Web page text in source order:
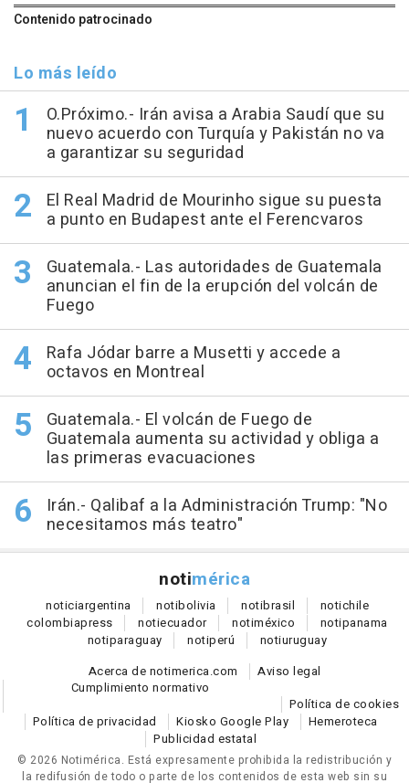
Contenido patrocinado
Lo más leído
O.Próximo.- Irán avisa a Arabia Saudí que su
nuevo acuerdo con Turquía y Pakistán no va
a garantizar su seguridad
El Real Madrid de Mourinho sigue su puesta
a punto en Budapest ante el Ferencvaros
Guatemala.- Las autoridades de Guatemala
anuncian el fin de la erupción del volcán de
Fuego
Rafa Jódar barre a Musetti y accede a
octavos en Montreal
Guatemala.- El volcán de Fuego de
Guatemala aumenta su actividad y obliga a
las primeras evacuaciones
Irán.- Qalibaf a la Administración Trump: "No
necesitamos más teatro"
notimérica
noticiargentina notibolivia notibrasil notichile
colombiapress notiecuador notiméxico notipanama
notiparaguay notiperú notiuruguay
Acerca de notimerica.com
Aviso legal
Cumplimiento normativo
Política de cookies
Política de privacidad
Kiosko Google Play
Hemeroteca
Publicidad estatal
© 2026 Notimérica. Está expresamente prohibida la redistribución y
la redifusión de todo o parte de los contenidos de esta web sin su